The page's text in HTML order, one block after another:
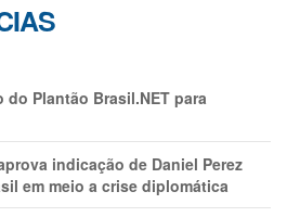
Plantão Brasil.NET para
indicação de Daniel Perez
em meio a crise diplomática